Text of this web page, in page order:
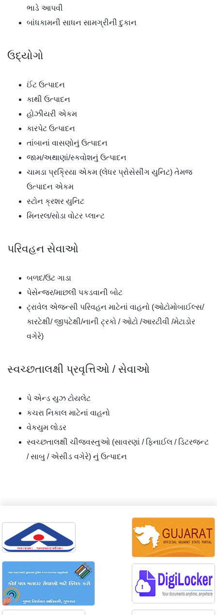
ભાડે આપવી
બાંધકામની સાધન સામગ્રીની દુકાન
ઉદ્યોગો
ઈંટ ઉત્પાદન
કાથી ઉત્પાદન
હોઝીયરી એકમ
કારપેટ ઉત્પાદન
તાંબાનાં વાસણોનું ઉત્પાદન
જામ/અથાણાં/સ્કવોશનું ઉત્પાદન
ચામડા પ્રક્રિયા એકમ (લેધર પ્રોસેસીંગ યુનિટ) તેમજ
ઉત્પાદન એકમ
સ્ટોન ક્રશર યુનિટ
મિનરલ/સોડા વોટર પ્લાન્ટ
પરિવહન સેવાઓ
બળદ/ઉંટ ગાડા
પેસેન્જર/માછલી પકડવાની બોટ
ટ્રાવેલ એજન્સી પરિવહન માટેનાં વાહનો (ઓટોમોબાઈલ્સ/
કારટેક્ષી/ જીપટેક્ષી/નાની ટ્રકો / ઓટો /આરટીવી /મેટાડોર
વગેરે)
સ્વચ્છતાલક્ષી પ્રવૃત્તિઓ / સેવાઓ
પે એન્ડ યુઝ ટોયલેટ
કચરા નિકાલ માટેનાં વાહનો
વેકયુમ લોડર
સ્વચ્છતાલક્ષી ચીજવસ્તુઓ (સાવરણાં / ફિનાઈલ / ડિટરજન્ટ
/ સાબુ / એસીડ વગેરે) નું ઉત્પાદન